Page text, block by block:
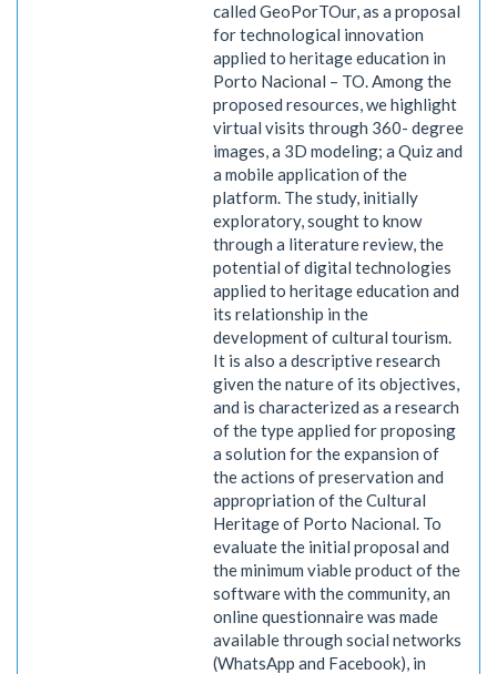
called GeoPorTOur, as a proposal
for technological innovation
applied to heritage education in
Porto Nacional – TO. Among the
proposed resources, we highlight
virtual visits through 360- degree
images, a 3D modeling; a Quiz and
a mobile application of the
platform. The study, initially
exploratory, sought to know
through a literature review, the
potential of digital technologies
applied to heritage education and
its relationship in the
development of cultural tourism.
It is also a descriptive research
given the nature of its objectives,
and is characterized as a research
of the type applied for proposing
a solution for the expansion of
the actions of preservation and
appropriation of the Cultural
Heritage of Porto Nacional. To
evaluate the initial proposal and
the minimum viable product of the
software with the community, an
online questionnaire was made
available through social networks
(WhatsApp and Facebook), in